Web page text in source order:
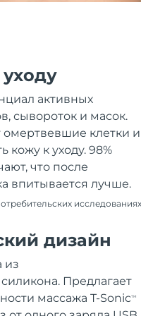
активных
сывороток и масок.
омертвевшие клетки и
кожу к уходу. 98%
что после
впитывается лучше.
исследованиях
дизайн
из
Предлагает
массажа T-SonicTM